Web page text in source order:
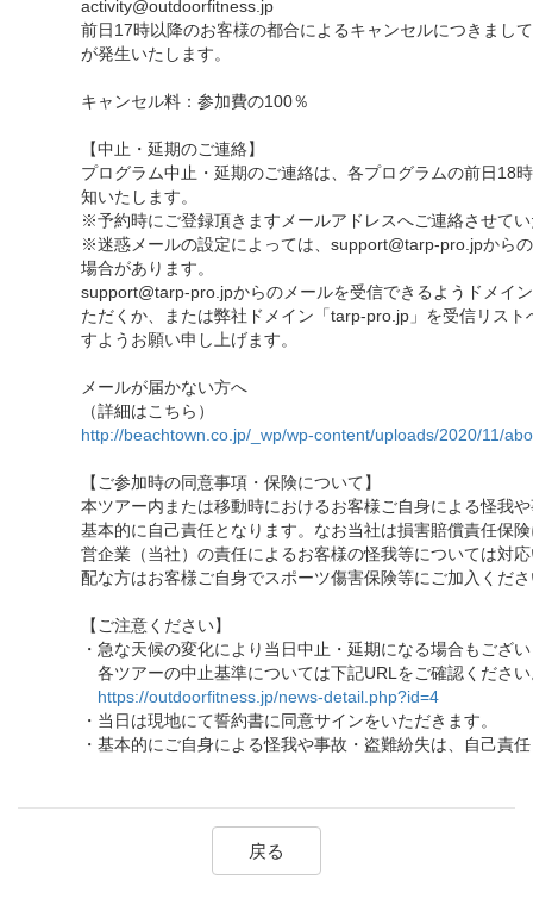
activity@outdoorfitness.jp
前日17時以降のお客様の都合によるキャンセルにつきまし
が発生いたします。
キャンセル料：参加費の100％
【中止・延期のご連絡】
プログラム中止・延期のご連絡は、各プログラムの前日18
知いたします。
※予約時にご登録頂きますメールアドレスへご連絡させて
※迷惑メールの設定によっては、support@tarp-pro.jpから
場合があります。
support@tarp-pro.jpからのメールを受信できるようドメイ
ただくか、または弊社ドメイン「tarp-pro.jp」を受信リスト
すようお願い申し上げます。
メールが届かない方へ
（詳細はこちら）
http://beachtown.co.jp/_wp/wp-content/uploads/2020/11/
【ご参加時の同意事項・保険について】
本ツアー内または移動時におけるお客様ご自身による怪我
基本的に自己責任となります。なお当社は損害賠償責任保
営企業（当社）の責任によるお客様の怪我等については対
配な方はお客様ご自身でスポーツ傷害保険等にご加入くだ
【ご注意ください】
・急な天候の変化により当日中止・延期になる場合もござ
各ツアーの中止基準については下記URLをご確認くださ
https://outdoorfitness.jp/news-detail.php?id=4
・当日は現地にて誓約書に同意サインをいただきます。
・基本的にご自身による怪我や事故・盗難紛失は、自己責
戻る